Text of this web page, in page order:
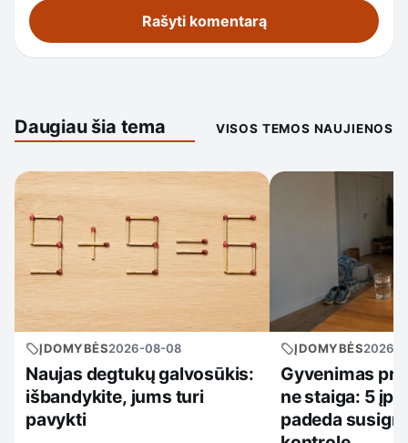
Daugiau šia tema VISOS TEMOS NAUJIENOS
ĮDOMYBĖS2026-08-08
Naujas degtukų galvosūkis:
išbandykite, jums turi
pavykti
ĮDOMYBĖS2026-
Gyvenimas
ne staiga: 5
padeda